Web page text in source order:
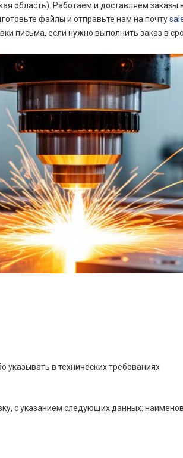
область). Работаем и доставляем заказы
файлы и отправьте нам на почту
письма, если нужно выполнить заказ в
указывать в технических требованиях
с указанием следующих данных: